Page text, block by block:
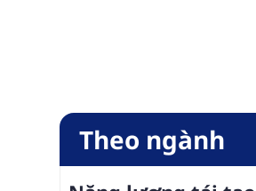
Theo ngành